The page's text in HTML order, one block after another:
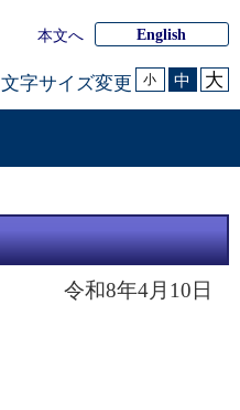
本文へ English
文字サイズ変更 小 中 大
令和8年4月10日